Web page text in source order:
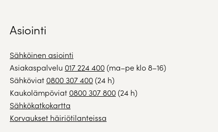
Asiointi
Sähköinen asiointi
Asiakaspalvelu 017 224 400(ma–pe klo 8–16)
Sähköviat 0800 307 400(24 h)
Kaukolämpöviat 0800 307 800(24 h)
Sähkökatkokartta
Korvaukset häiriötilanteissa